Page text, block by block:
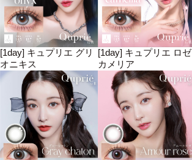
[1day] キュプリエ グリ
オニキス
[1day] キュプリエ ロゼ
カメリア